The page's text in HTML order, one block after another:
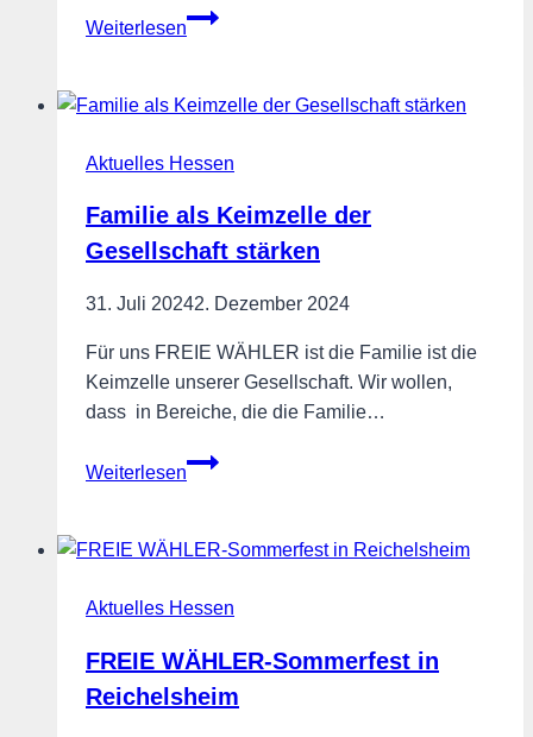
Weiterlesen
Familie
der
stärken
Aktuelles Hessen
Familie als Keimzelle der
Gesellschaft stärken
31. Juli 20242. Dezember 2024
Für uns FREIE WÄHLER ist die Familie ist die
Keimzelle unserer Gesellschaft. Wir wollen,
dass in Bereiche, die die Familie…
Weiterlesen
Familie
der
stärken
Aktuelles Hessen
FREIE WÄHLER-Sommerfest in
Reichelsheim